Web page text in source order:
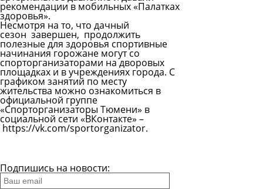
рекомендации в мобильных «Палатках
здоровья».
Несмотря на то, что дачный
сезон завершен, продолжить
полезные для здоровья спортивные
начинания горожане могут со
спорторганизаторами на дворовых
площадках и в учреждениях города. С
графиком занятий по месту
жительства можно ознакомиться в
официальной группе
«Спорторганизаторы Тюмени» в
социальной сети «ВКонтакте» –
https://vk.com/sportorganizator.
Подпишись на новости: